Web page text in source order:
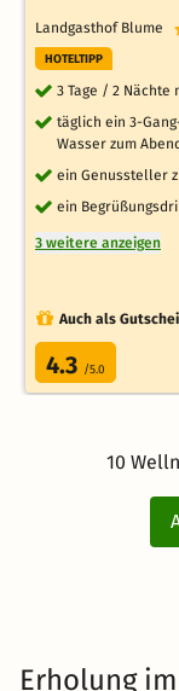
Landgasthof Blume
HOTELTIPP
3 Tage / 2 Nächte
täglich ein 3-
Wasser zum
ein Genussteller
ein
3 weitere anzeigen
Auch als
4.3 /5.0
10
Erholung